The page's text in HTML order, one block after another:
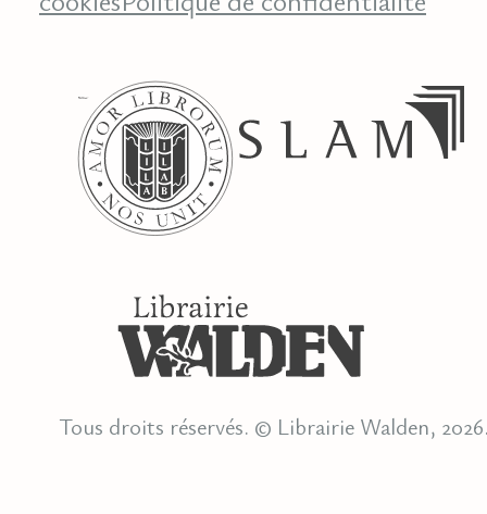
Tous droits réservés. © Librairie Walden,